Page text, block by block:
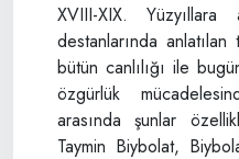
XVIII-XIX.
destanlarında anlatılan
bütün canlılığı ile
özgürlük
arasında şunlar
Taymin Biybolat,